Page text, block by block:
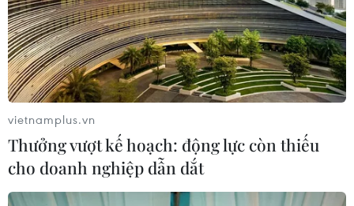
Lãnh đạo Anh và Mỹ sẽ thảo luận về vụ tấn
công tại Syria
10/04/2018 14:04
Thủ tướng Anh Theresa May ngày 10/4 tuyên bố sẽ thảo
luận với Tổng thống Mỹ Donald Trump về vụ tấn công
vietnamplus.vn
Thưởng vượt kế hoạch: động lực còn thiếu
cho doanh nghiệp dẫn dắt